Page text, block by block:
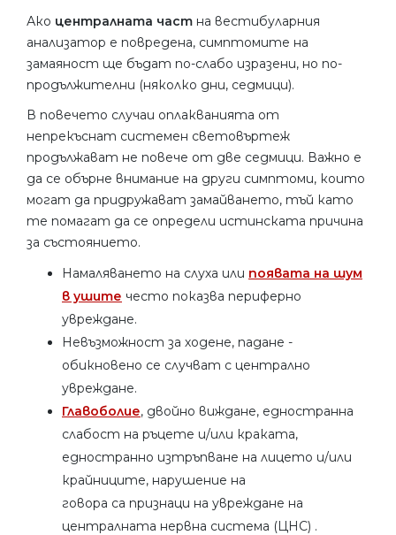
Ако централната част на вестибуларния
анализатор е повредена, симптомите на
замаяност ще бъдат по-слабо изразени, но по-
продължителни (няколко дни, седмици).
В повечето случаи оплакванията от
непрекъснат системен световъртеж
продължават не повече от две седмици. Важно е
да се обърне внимание на други симптоми, които
могат да придружават замайването, тъй като
те помагат да се определи истинската причина
за състоянието.
Намаляването на слуха или появата на шум
в ушите често показва периферно
увреждане.
Невъзможност за ходене, падане -
обикновено се случват с централно
увреждане.
Главоболие, двойно виждане, едностранна
слабост на ръцете и/или краката,
едностранно изтръпване на лицето и/или
крайниците, нарушение на
говора са признаци на увреждане на
централната нервна система (ЦНС) .